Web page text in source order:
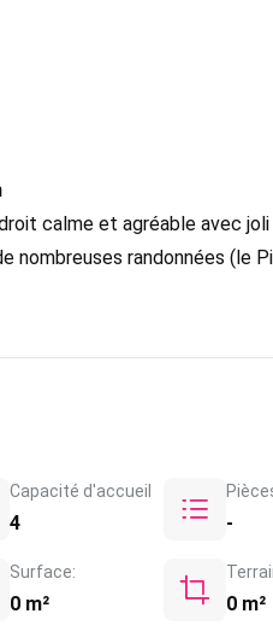
calme et agréable avec
randonnées (le
Capacité d'accueil
4 -
Surface:
0 m² 0 m²